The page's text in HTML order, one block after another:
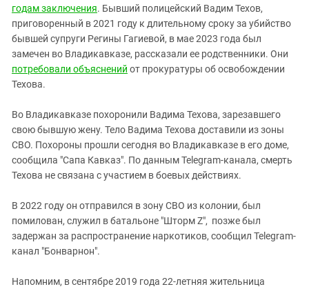
Южная Осетия
Южный Кавказ
ЮФО
годам заключения. Бывший полицейский Вадим Техов,
приговоренный в 2021 году к длительному сроку за убийство
бывшей супруги Регины Гагиевой, в мае 2023 года был
замечен во Владикавказе, рассказали ее родственники. Они
потребовали объяснений от прокуратуры об освобождении
Техова.
Во Владикавказе похоронили Вадима Техова, зарезавшего
свою бывшую жену. Тело Вадима Техова доставили из зоны
СВО. Похороны прошли сегодня во Владикавказе в его доме,
сообщила "Сапа Кавказ". По данным Telegram-канала, смерть
Техова не связана с участием в боевых действиях.
В 2022 году он отправился в зону СВО из колонии, был
помилован, служил в батальоне "Шторм Z", позже был
задержан за распространение наркотиков, сообщил Telegram-
канал "Бонварнон".
Напомним, в сентябре 2019 года 22-летняя жительница